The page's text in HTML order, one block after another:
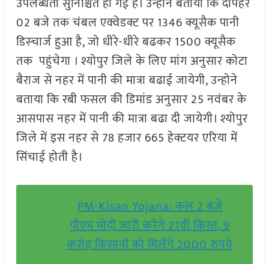
02 बजे तक चंबल एक्वेडक्ट पर 1346 क्यूसैक पानी
डिस्चार्ज हुआ है, जो धीरे-धीरे बढकर 1500 क्यूसैक
तक पहुंचेगा । श्योपुर जिले के लिए मांग अनुसार कोटा
बैराज से नहर में पानी की मात्रा बढाई जायेगी, उन्होने
बताया कि रबी फसल की डिमांड अनुसार 25 नवंबर के
आसपास नहर में पानी की मात्रा बढा दी जायेगी। श्योपुर
जिले में इस नहर से 78 हजार 665 हेक्टयर एरिया में
सिंचाई होती है।
PM-Kisan Yojana: कल 2 बजे
पीएम मोदी जारी करेंगे 21वीं किस्त, 9
करोड़ किसानों को मिलेंगे 2000 रुपये